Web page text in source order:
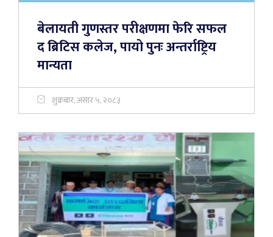
बेलायती गुणस्तर परीक्षणमा फेरि सफल
द ब्रिटिस कलेज, पायो पुनः अन्तर्राष्ट्रिय
मान्यता
शुक्रबार, असार ५, २०८३